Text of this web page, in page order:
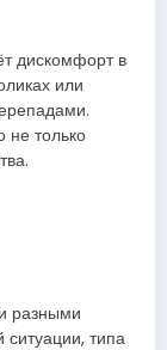
дискомфорт в
или
не только
разными
ситуации, типа